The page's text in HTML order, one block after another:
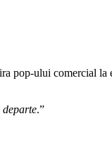
pop-ului comercial
departe.”